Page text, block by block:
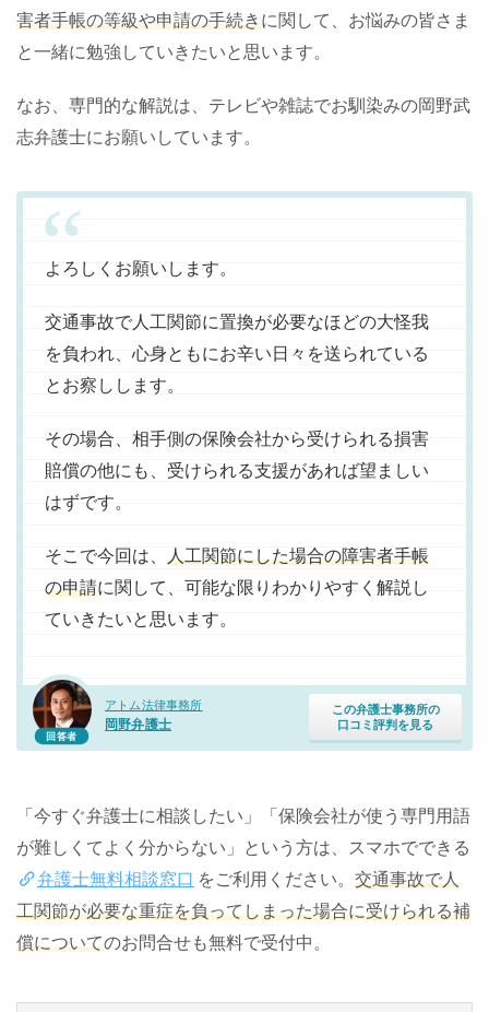
害者手帳の等級や申請の手続きに関して、お悩みの皆さま
と一緒に勉強していきたいと思います。
なお、専門的な解説は、テレビや雑誌でお馴染みの岡野武
志弁護士にお願いしています。
回答者
アトム法律事務所
岡野弁護士
この弁護士事務所の
口コミ評判を見る
よろしくお願いします。
交通事故で人工関節に置換が必要なほどの大怪我
を負われ、心身ともにお辛い日々を送られている
とお察しします。
その場合、相手側の保険会社から受けられる損害
賠償の他にも、受けられる支援があれば望ましい
はずです。
そこで今回は、 人工関節にした場合の障害者手帳
の申請に関して、可能な限りわかりやすく解説し
ていきたいと思います。
「今すぐ弁護士に相談したい」「保険会社が使う専門用語
が難しくてよく分からない」という方は、スマホでできる
弁護士無料相談窓口 をご利用ください。 交通事故で人
工関節が必要な重症を負ってしまった場合に受けられる補
償についてのお問合せも無料で受付中。